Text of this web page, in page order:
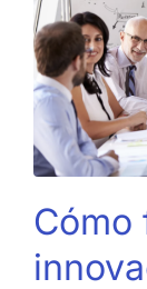
Cómo